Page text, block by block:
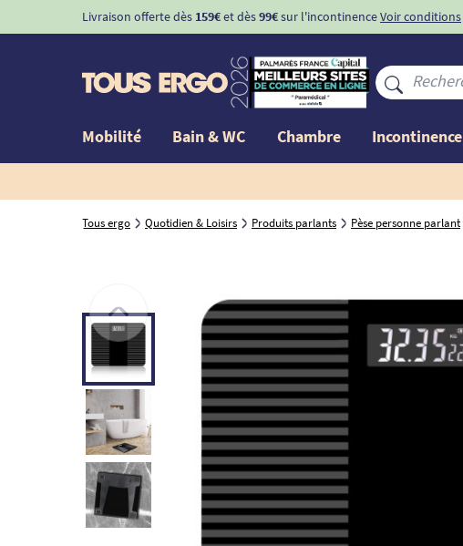
Livraison offerte dès 159€et dès99€sur l'incontinenceVoir conditions
Mobilité Bain & WC Chambre Incontinence
Tous ergo Quotidien & Loisirs Produits parlants Pèse personne parlant